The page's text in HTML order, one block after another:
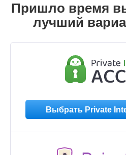
Пришло время
лучший
Выбрать Private